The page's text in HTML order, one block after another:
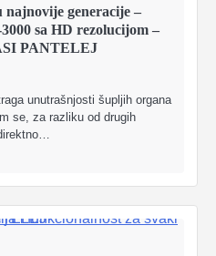
generacije –
sa HD rezolucijom –
PANTELEJ
unutrašnjosti šupljih organa
se, za razliku od drugih